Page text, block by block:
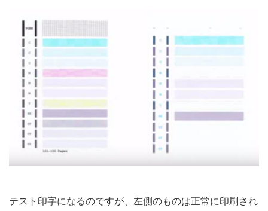
テスト印字になるのですが、左側のものは正常に印刷され